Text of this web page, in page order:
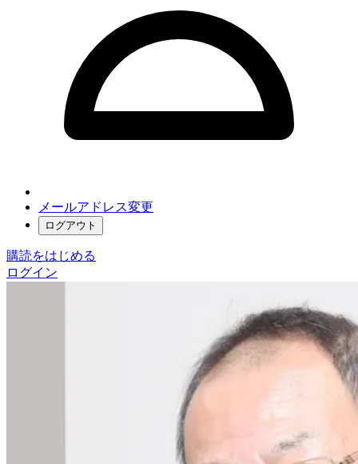
メールアドレス変更
ログアウト
購読をはじめる
ログイン